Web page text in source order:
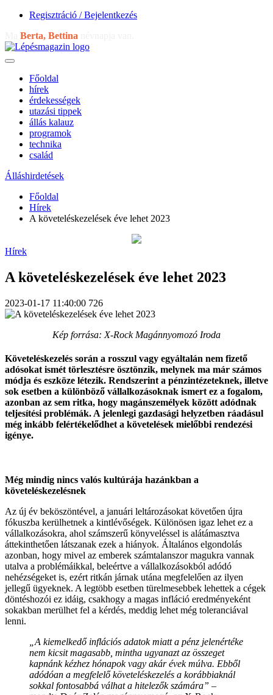
Regisztráció / Bejelentkezés
Berta, Bettina
Főoldal
hírek
érdekességek
utazási tippek
állás kalauz
programok
technika
család
Álláshirdetések
Főoldal
Hírek
A követeléskezelések éve lehet 2023
Hírek
A követeléskezelések éve lehet 2023
2023-01-17 11:40:00 726
Kép forrása: X-Rock Magánnyomozó Iroda
Követeléskezelés során a rosszul vagy egyáltalán nem fizető
adósokat ismét törlesztésre ösztönzik, melynek ma már számos
módja és eszköze létezik. Rendszerint a pénzintézeteknek, illetve
sok esetben a különböző vállalkozásoknak ismert ez a fogalom,
azonban az sem ritka, hogy magánszemélyek között adódnak
teljesítési problémák. A jelenlegi gazdasági helyzetben ráadásul
még inkább felértékelődhet a követelések mielőbbi rendezési
igénye.
Még mindig nincs valós kultúrája hazánkban a
követeléskezelésnek
Az új év beköszöntével, a januári leltározásokat követően újra
fókuszba kerülhetnek a kintlévőségek. Különösen igaz lehet ez a
vállalkozásokra, ahol számszerű könyveléssel is alátámasztva
áttekinthetően látszanak ezek a hiányok. Általános elgondolás
azonban, hogy mivel az emberek számtalanszor magukra vannak
utalva a problémáikkal, beleértve a vállalkozásokból adódó
nehézségeket is, ezért ritkán járnak utána megfelelően az ilyen
jellegű ügyeknek. A legtöbb esetben türelmesebbek lehettek a cégek
döntéshozói ez idáig, csakhogy a magas infláció eredményeként
sokakban merülhet fel a kérdés, meddig lehet még toleranciával
lenni.
„A kiemelkedő inflációs adatok miatt a pénz jelenértéke
nem kicsit magasabb, mintha ugyanazt az összeget
kapnánk kézhez hónapok vagy akár évek múlva. Ebből
adódóan a megfelelő követeléskezelés a korábbiaknál
sokkal fontosabbá válhat a hitelezők számára” –